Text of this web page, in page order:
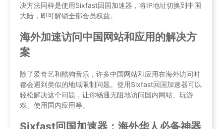
决方法同样是使用Sixfast回国加速器，将IP地址切换到中国
大陆，即可解锁全部会员权益。
海外加速访问中国网站和应用的解决方
案
除了爱奇艺和酷狗音乐，许多中国网站和应用在海外访问时
都会遇到类似的地域限制问题。使用Sixfast回国加速器可以
轻松解决这个问题，让你畅通无阻地访问国内网站、玩游
戏、使用国内应用等。
Sixfast回国加速器：海外华人必备神器